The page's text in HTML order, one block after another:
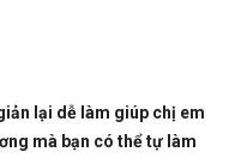
lại dễ làm giúp chị em
mà bạn có thể tự làm